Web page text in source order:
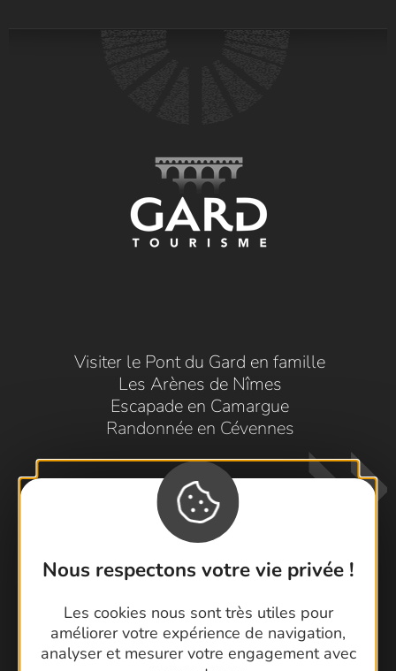
Nous respectons votre vie privée !
Les cookies nous sont très utiles pour
améliorer votre expérience de navigation,
analyser et mesurer votre engagement avec
Visiter le Pont du Gard en famille
Les Arènes de Nîmes
Escapade en Camargue
Randonnée en Cévennes
Contactez-nous !
Foire aux questions
Brochures